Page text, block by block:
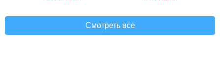
Смотреть все